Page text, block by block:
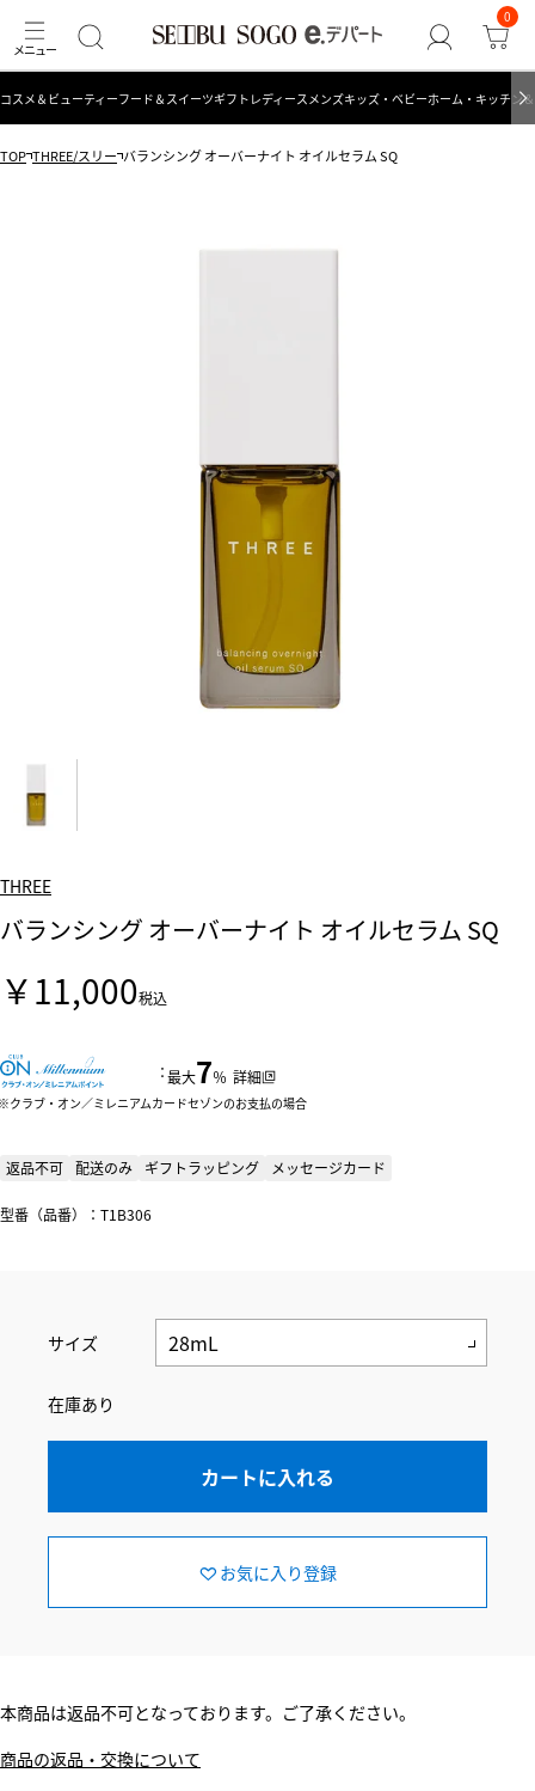
0
コスメ＆ビューティーフード＆スイーツギフト レディース メンズキッズ・ベビーホーム・キッチン
TOP THREE/スリー バランシング オーバーナイト オイルセラム SQ
THREE
バランシング オーバーナイト オイルセラム SQ
￥11,000税込
：最大7％ 詳細
クラブ・オン／ミレニアムカードセゾンのお支払の場合
返品不可 配送のみ ギフトラッピング メッセージカード
型番（品番）：T1B306
サイズ
在庫あり
カートに入れる
お気に入り登録
本商品は返品不可となっております。ご了承ください。
商品の返品・交換について